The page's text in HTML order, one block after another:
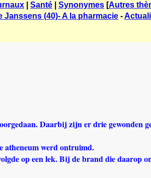
Santé Synonymes [Autres
Janssens (40)- A la pharmacie -
Daarbij zijn er drie gewonden
atheneum werd ontruimd.
op een lek. Bij de brand die daarop